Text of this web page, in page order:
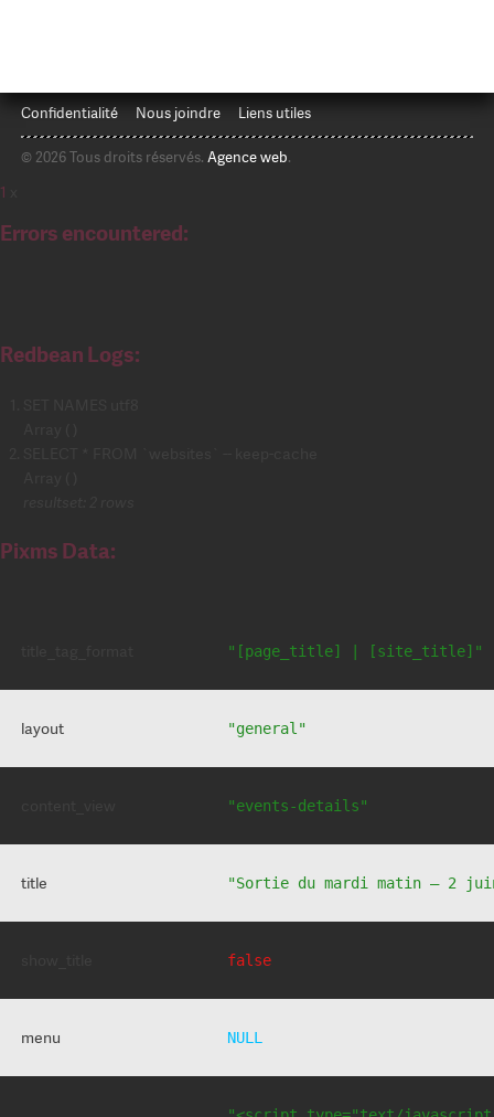
Confidentialité Nous joindre Liens utiles
© 2026 Tous droits réservés. Agence web.
1
Errors encountered:
Redbean Logs:
Pixms Data:
"[page_title] | [site_title]"
layout "general"
"events-details"
title "Sortie du mardi matin – 2
false
menu NULL